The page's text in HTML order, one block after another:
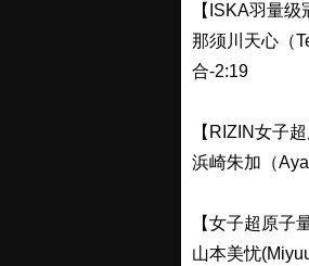
【ISKA羽量级
那须川天心（
合-2:19
【RIZIN女子
浜崎朱加（
【女子超原子
山本美忧